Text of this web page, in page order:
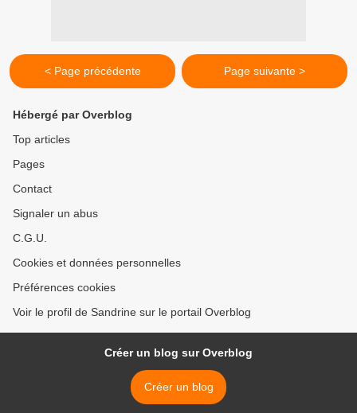
< Page précédente Page suivante >
Hébergé par Overblog
Top articles
Pages
Contact
Signaler un abus
C.G.U.
Cookies et données personnelles
Préférences cookies
Voir le profil de Sandrine sur le portail Overblog
Créer un blog sur Overblog
Créer un blog